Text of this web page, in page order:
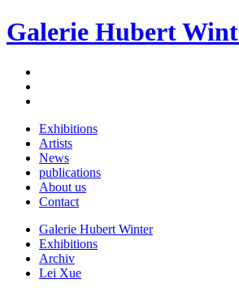
Galerie Hubert
Exhibitions
Artists
News
publications
About us
Contact
Galerie Hubert Winter
Exhibitions
Archiv
Lei Xue